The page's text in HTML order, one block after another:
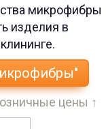
микрофибры
изделия в
цены ↑